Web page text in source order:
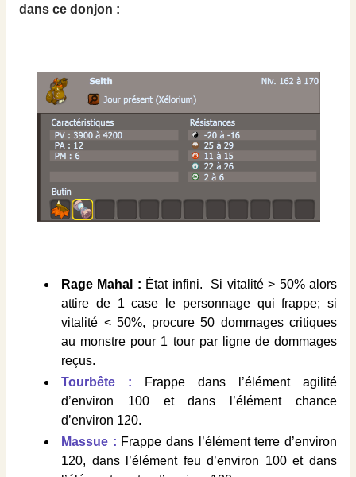
dans ce donjon :
Rage Mahal : État infini. Si vitalité > 50% alors
attire de 1 case le personnage qui frappe; si
vitalité < 50%, procure 50 dommages critiques
au monstre pour 1 tour par ligne de dommages
reçus.
Tourbête : Frappe dans l’élément agilité
d’environ 100 et dans l’élément chance
d’environ 120.
Massue : Frappe dans l’élément terre d’environ
120, dans l’élément feu d’environ 100 et dans